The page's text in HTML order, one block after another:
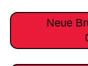
Neue